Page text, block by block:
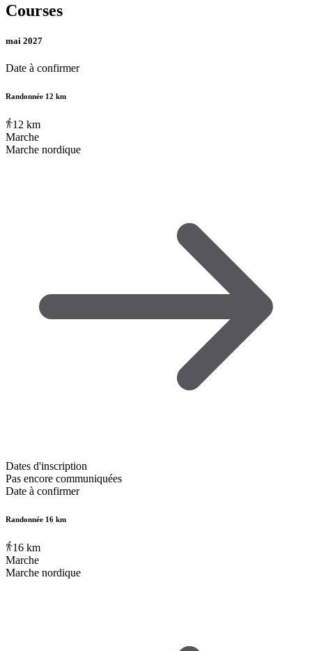
Courses
mai 2027
Date à confirmer
Randonnée 12 km
12 km
Marche
Marche nordique
Dates d'inscription
Pas encore communiquées
Date à confirmer
Randonnée 16 km
16 km
Marche
Marche nordique